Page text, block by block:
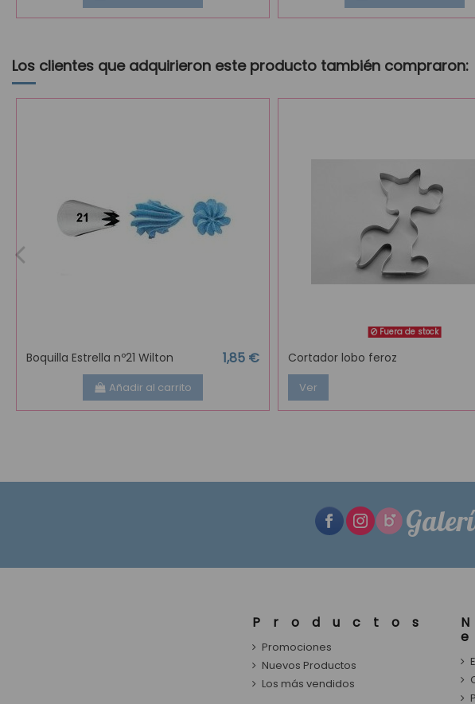
Los clientes que adquirieron este producto también compraron:
Boquilla Estrella nº21 Wilton 1,85 €
Añadir al carrito
Fuera de stock
Cortador lobo feroz
Ver
Productos
Promociones
Nuevos Productos
Los más vendidos